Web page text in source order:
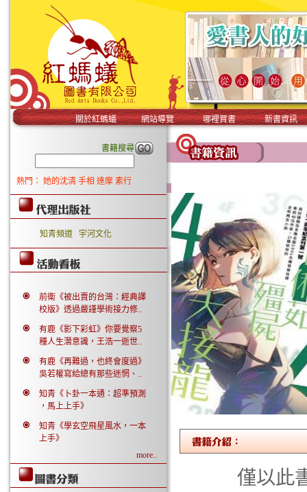
關於紅螞蟻 網站導覽 哪裡買書 新書資訊
書籍搜尋
熱門： 她的沈清 手相 達摩 素行
知青頻道 宇河文化
前衛《被出賣的台灣：經典譯
校版》透過嚴謹學術接力修..
有鹿《影下彩虹》你要覺察5
種人生潛意識，王浩一逝世..
有鹿《再難過，也終會度過》
吳若權寫給總有那些迷惘、..
知青《卜卦一本通：超準預測
，馬上上手》
知青《學玄空飛星風水，一本
上手》
more..
僅以此